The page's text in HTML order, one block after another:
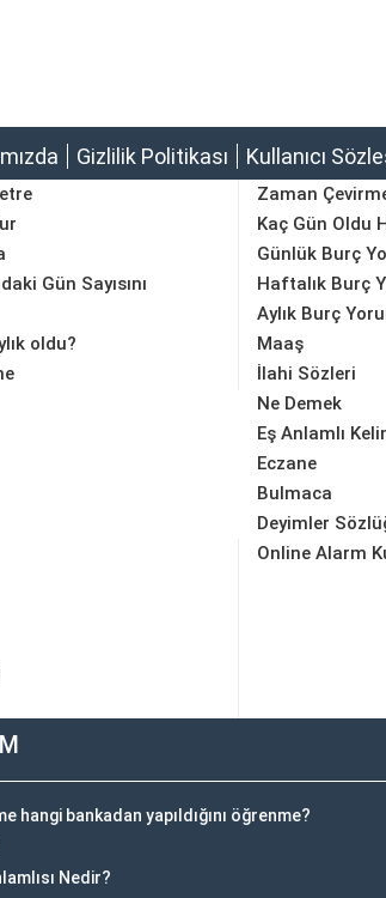
Gizlilik Politikası Kullanıcı
Gün Sayısını
oldu?
Zaman
Kaç Gün Oldu
Günlük Burç
Haftalık Burç
Aylık Burç
Maaş
İlahi Sözleri
Ne Demek
Eş Anlamlı
Eczane
Bulmaca
Deyimler
Online Alarm
hangi bankadan yapıldığını öğrenme?
Nedir?